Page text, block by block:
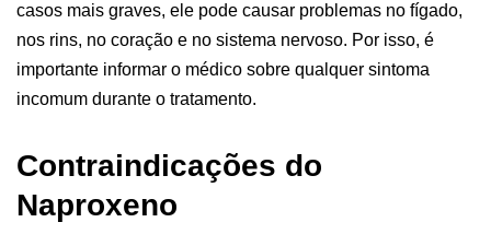
casos mais graves, ele pode causar problemas no fígado,
nos rins, no coração e no sistema nervoso. Por isso, é
importante informar o médico sobre qualquer sintoma
incomum durante o tratamento.
Contraindicações do
Naproxeno